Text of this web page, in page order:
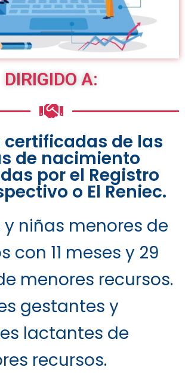
DIRIGIDO A:
certificadas de las
de nacimiento
por el Registro
o El Reniec.
y niñas menores de
con 11 meses y 29
menores recursos.
gestantes y
lactantes de
recursos.